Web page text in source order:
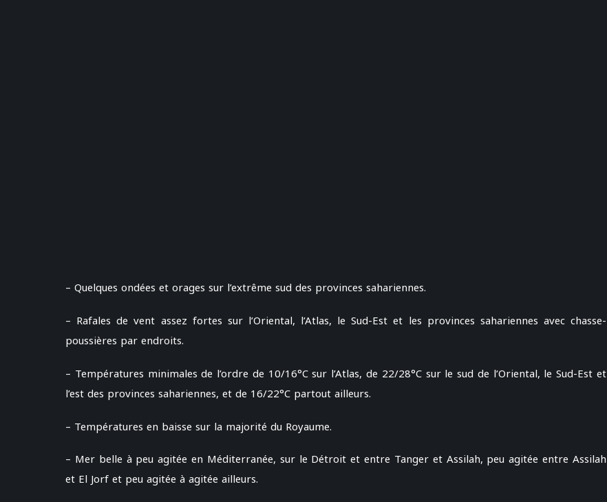
– Quelques ondées et orages sur l’extrême sud des provinces sahariennes.
– Rafales de vent assez fortes sur l’Oriental, l’Atlas, le Sud-Est et les provinces sahariennes avec chasse-
poussières par endroits.
– Températures minimales de l’ordre de 10/16°C sur l’Atlas, de 22/28°C sur le sud de l’Oriental, le Sud-Est et
l’est des provinces sahariennes, et de 16/22°C partout ailleurs.
– Températures en baisse sur la majorité du Royaume.
– Mer belle à peu agitée en Méditerranée, sur le Détroit et entre Tanger et Assilah, peu agitée entre Assilah
et El Jorf et peu agitée à agitée ailleurs.